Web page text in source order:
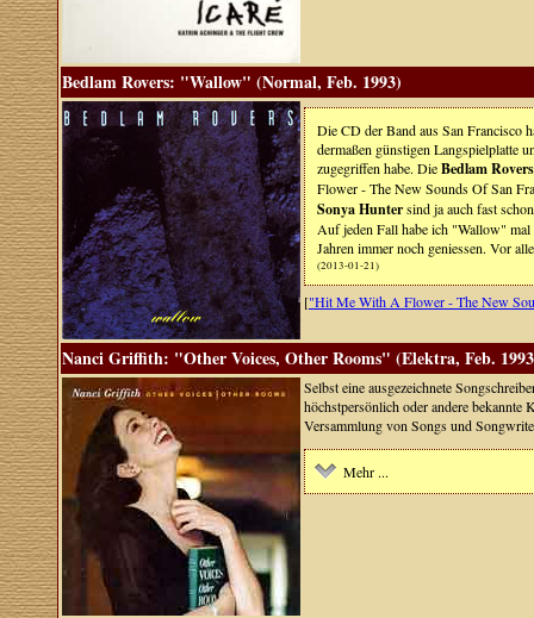
Bedlam Rovers: "Wallow" (Normal, Feb. 1993)
Die CD der Band aus San Francisco
dermaßen günstigen Langspielplatte
zugegriffen habe. DieBedlam Rovers
Flower - The New Sounds Of San
Sonya Huntersind ja auch fast
Auf jeden Fall habe ich "Wallow"
Jahren immer noch geniessen. Vor
(2013-01-21)
["Hit Me With A Flower - The New
Nanci Griffith: "Other Voices, Other Rooms" (Elektra, Feb.
Selbst eine ausgezeichnete
höchstpersönlich oder andere bekannte
Versammlung von Songs und
Mehr ...